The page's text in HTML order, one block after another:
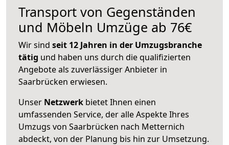
Transport von Gegenständen
und Möbeln Umzüge ab 76€
Wir sind seit 12 Jahren in der Umzugsbranche
tätig und haben uns durch die qualifizierten
Angebote als zuverlässiger Anbieter in
Saarbrücken erwiesen.
Unser Netzwerk bietet Ihnen einen
umfassenden Service, der alle Aspekte Ihres
Umzugs von Saarbrücken nach Metternich
abdeckt, von der Planung bis hin zur Umsetzung.